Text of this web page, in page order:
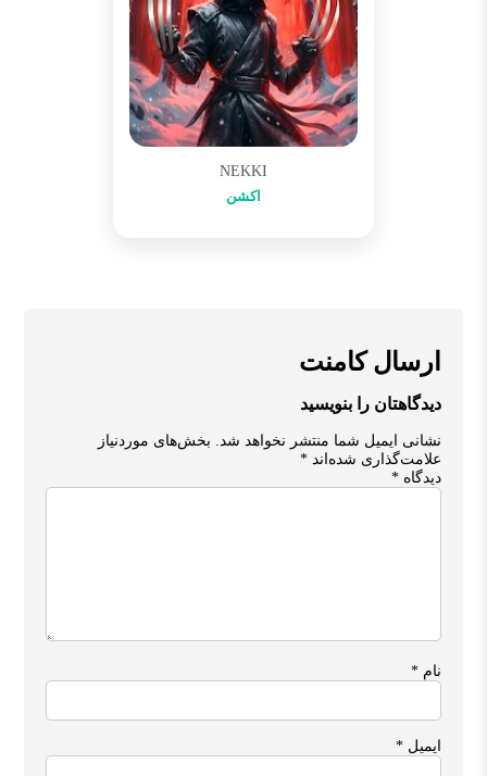
NEKKI
اکشن
ارسال کامنت
دیدگاهتان را بنویسید
نشانی ایمیل شما منتشر نخواهد شد. بخش‌های موردنیاز
علامت‌گذاری شده‌اند*
دیدگاه*
نام*
ایمیل*